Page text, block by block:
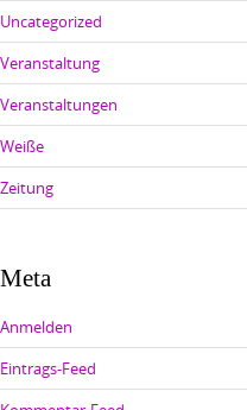
Uncategorized
Veranstaltung
Veranstaltungen
Weiße
Zeitung
Meta
Anmelden
Eintrags-Feed